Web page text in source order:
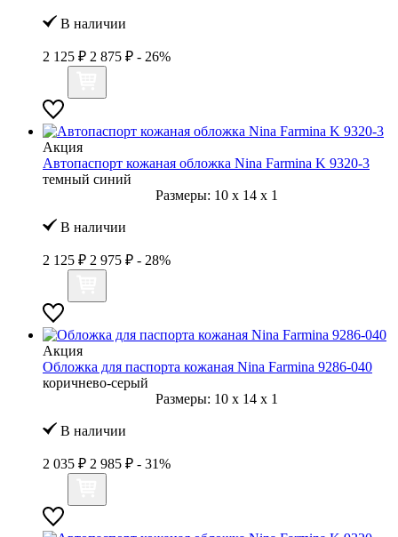
В наличии
2 125 ₽ 2 875 ₽ - 26%
Акция
Автопаспорт кожаная обложка Nina Farmina K 9320-3
темный синий
Размеры: 10 x 14 x 1
В наличии
2 125 ₽ 2 975 ₽ - 28%
Акция
Обложка для паспорта кожаная Nina Farmina 9286-040
коричнево-серый
Размеры: 10 x 14 x 1
В наличии
2 035 ₽ 2 985 ₽ - 31%